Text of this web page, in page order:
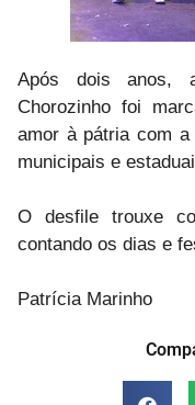
Após dois anos,
Chorozinho foi
amor à pátria com
municipais e
O desfile trouxe
contando os dias e
Patrícia Marinho